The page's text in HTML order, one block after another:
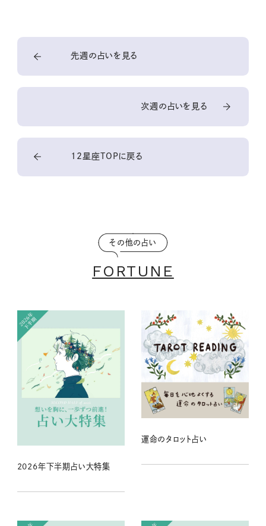
先週の占いを見る
次週の占いを見る
12星座TOPに戻る
その他の占い
FORTUNE
2026年下半期占い大特集
運命のタロット占い